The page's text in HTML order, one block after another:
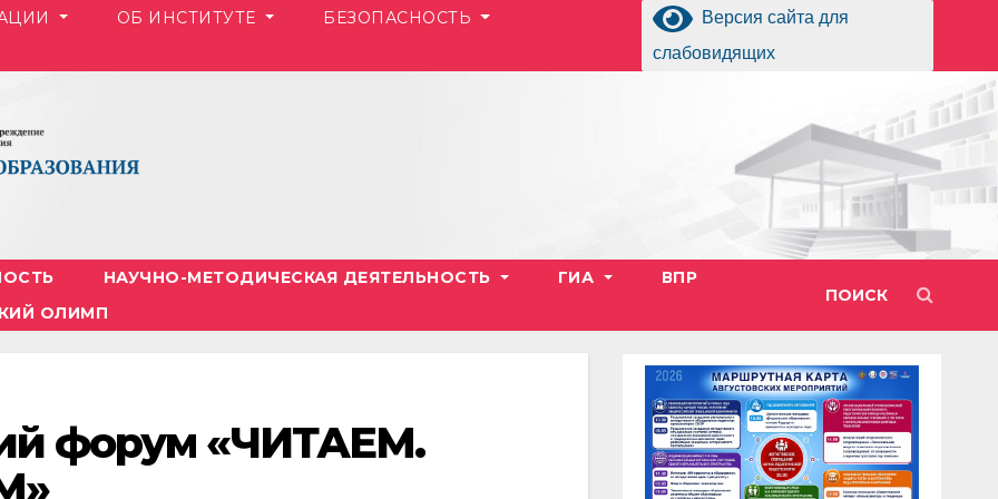
Версия сайта для
слабовидящих
ОБ ИНСТИТУТЕ
БЕЗОПАСНОСТЬ
ПОИСК
НАУЧНО-МЕТОДИЧЕСКАЯ ДЕЯТЕЛЬНОСТЬ ГИА
ВПР
ОЛИМП
форум «ЧИТАЕМ.